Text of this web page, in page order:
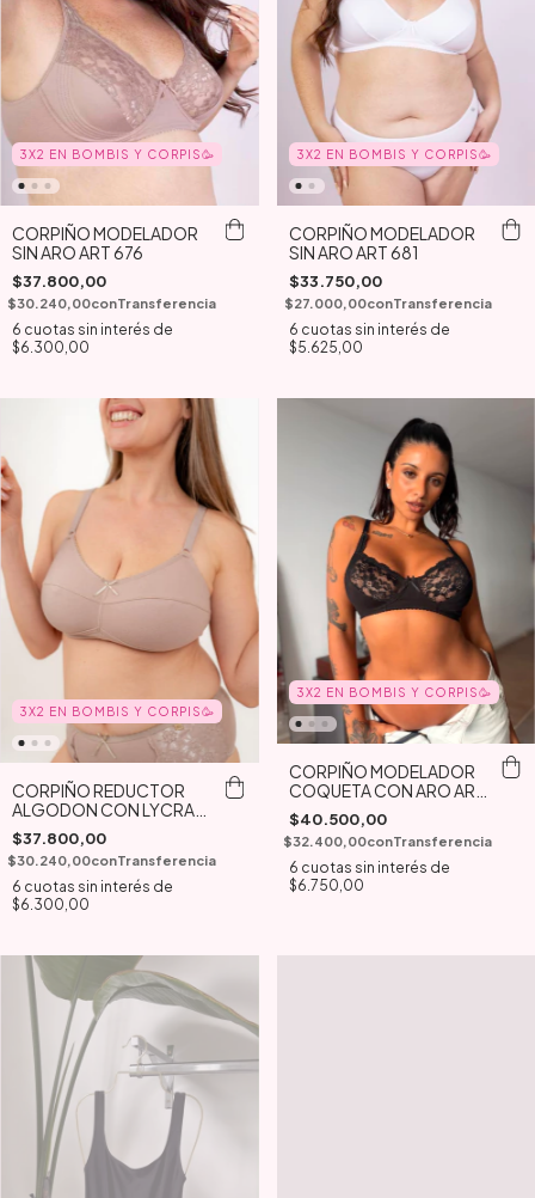
3X2 EN BOMBIS Y CORPIS🥳
CORPIÑO MODELADOR
SIN ARO ART 676
$37.800,00
$30.240,00conTransferencia
6 cuotas sin interés de
$6.300,00
3X2 EN BOMBIS Y CORPIS🥳
CORPIÑO MODELADOR
SIN ARO ART 681
$33.750,00
$27.000,00conTransferencia
6 cuotas sin interés de
$5.625,00
3X2 EN BOMBIS Y CORPIS🥳
CORPIÑO REDUCTOR
ALGODON CON LYCRA
ART 602
$37.800,00
$30.240,00conTransferencia
6 cuotas sin interés de
$6.300,00
3X2 EN BOMBIS Y CORPIS🥳
CORPIÑO MODELADOR
COQUETA CON ARO ART
730
$40.500,00
$32.400,00conTransferencia
6 cuotas sin interés de
$6.750,00